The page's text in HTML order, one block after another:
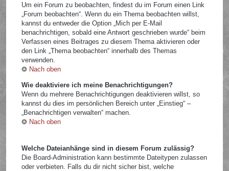
Um ein Forum zu beobachten, findest du im Forum einen Link
„Forum beobachten“. Wenn du ein Thema beobachten willst,
kannst du entweder die Option „Mich per E-Mail
benachrichtigen, sobald eine Antwort geschrieben wurde“ beim
Verfassen eines Beitrages zu diesem Thema aktivieren oder
den Link „Thema beobachten“ innerhalb des Themas
verwenden.
Nach oben
Wie deaktiviere ich meine Benachrichtigungen?
Wenn du mehrere Benachrichtigungen deaktivieren willst, so
kannst du dies im persönlichen Bereich unter „Einstieg“ –
„Benachrichtigen verwalten“ machen.
Nach oben
Welche Dateianhänge sind in diesem Forum zulässig?
Die Board-Administration kann bestimmte Dateitypen zulassen
oder verbieten. Falls du dir nicht sicher bist, welche